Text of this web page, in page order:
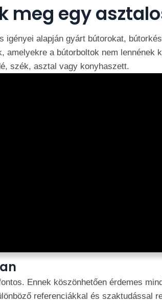
meg egy
igényei alapján gyárt bútorokat,
amelyekre a bútorboltok nem
szék, asztal vagy konyhaszett.
Ennek köszönhetően érdemes
referenciákkal és szaktudással